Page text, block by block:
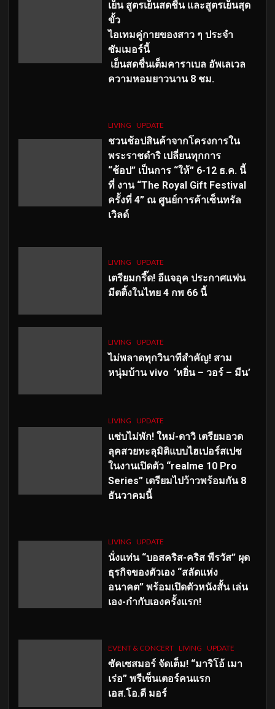
เย็น สูตรเย็นสดชื่น และสูตรเย็นสุด
ขั้ว
ไอเทมคู่กายของสาว ๆ ประจำ
ซัมเมอร์นี้
เย็นสดชื่นเต็มคาราเบล อัพเลเวล
ความหอมยาวนาน 8 ชม.
LIVING UPDATE
ชวนช้อปสินค้าจากโครงการใน
พระราชดำริ เปลี่ยนทุกการ
“ช้อป” เป็นการ “ให้” 6-12 ธ.ค. นี้
ที่ งาน “The Royal Gift Festival
ครั้งที่ 4” ณ ศูนย์การค้าเซ็นทรัล
เวิลด์
LIVING UPDATE
เตรียมกรี๊ด! อีแจอุค ประกาศแฟน
มีตติ้งในไทย 4 กพ 66 นี้
LIVING UPDATE
ไม่พลาดทุกวินาทีสำคัญ! สาม
หนุ่มบ้าน vivo ‘หยิ่น – วอร์ – มีน’
LIVING UPDATE
แซ่บไม่พัก! ใหม่-ดาวิ เตรียมอวด
ลุคสวยทะลุมิติแบบไฮเปอร์สเปซ
ในงานเปิดตัว “realme 10 Pro
Series” เตรียมไปว้าวพร้อมกัน 8
ธันวาคมนี้
LIVING UPDATE
นั่งแท่น “บอสคริส-คริส พีรวัส” ผุด
ธุรกิจของตัวเอง “สลัดแห่ง
อนาคต” พร้อมเปิดตัวหนังสั้น เล่น
เอง-กำกับเองครั้งแรก!
EVENT & CONCERT LIVING UPDATE
ซัคเซสมอร์ จัดเต็ม! “มาริโอ้ เมา
เร่อ” พรีเซ็นเตอร์คนแรก
เอส.โอ.ดี มอร์